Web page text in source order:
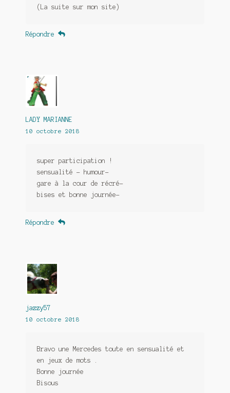
(La suite sur mon site)
Répondre
LADY MARIANNE
10 octobre 2018
super participation !
sensualité – humour-
gare à la cour de récré-
bises et bonne journée-
Répondre
jazzy57
10 octobre 2018
Bravo une Mercedes toute en sensualité et
en jeux de mots .
Bonne journée
Bisous